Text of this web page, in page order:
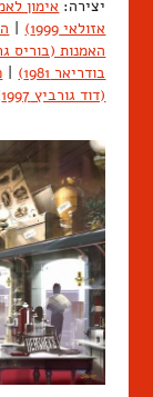
יצירה: אימון
אזולאי 1999)
האמנות (בוריס גרויס
בודריאר 1981)
(דוד גורביץ 1997)